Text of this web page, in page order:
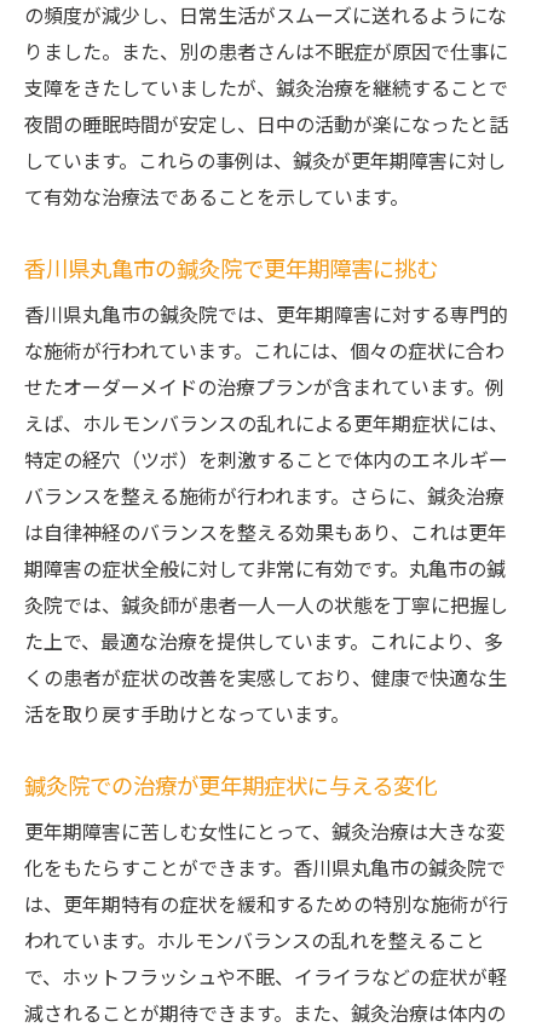
の頻度が減少し、日常生活がスムーズに送れるようにな
りました。また、別の患者さんは不眠症が原因で仕事に
支障をきたしていましたが、鍼灸治療を継続することで
夜間の睡眠時間が安定し、日中の活動が楽になったと話
しています。これらの事例は、鍼灸が更年期障害に対し
て有効な治療法であることを示しています。
香川県丸亀市の鍼灸院で更年期障害に挑む
香川県丸亀市の鍼灸院では、更年期障害に対する専門的
な施術が行われています。これには、個々の症状に合わ
せたオーダーメイドの治療プランが含まれています。例
えば、ホルモンバランスの乱れによる更年期症状には、
特定の経穴（ツボ）を刺激することで体内のエネルギー
バランスを整える施術が行われます。さらに、鍼灸治療
は自律神経のバランスを整える効果もあり、これは更年
期障害の症状全般に対して非常に有効です。丸亀市の鍼
灸院では、鍼灸師が患者一人一人の状態を丁寧に把握し
た上で、最適な治療を提供しています。これにより、多
くの患者が症状の改善を実感しており、健康で快適な生
活を取り戻す手助けとなっています。
鍼灸院での治療が更年期症状に与える変化
更年期障害に苦しむ女性にとって、鍼灸治療は大きな変
化をもたらすことができます。香川県丸亀市の鍼灸院で
は、更年期特有の症状を緩和するための特別な施術が行
われています。ホルモンバランスの乱れを整えること
で、ホットフラッシュや不眠、イライラなどの症状が軽
減されることが期待できます。また、鍼灸治療は体内の